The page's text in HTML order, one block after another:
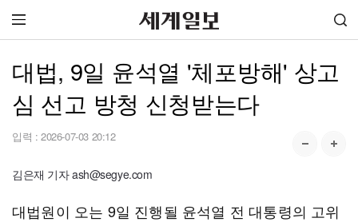
대법, 9일 윤석열 '체포방해' 상고
심 선고 방청 신청받는다
입력 : 2026-07-03 20:12
김은재 기자 ash@segye.com
대법원이 오는 9일 진행될 윤석열 전 대통령의 고위